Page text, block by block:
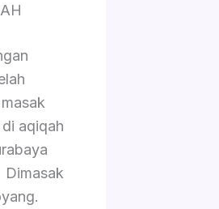
aqiqah
Dimasak